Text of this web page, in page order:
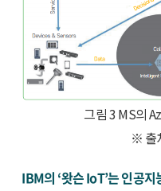
그림 3 MS의
※ 출
IBM의 ‘왓슨 IoT’는 인공